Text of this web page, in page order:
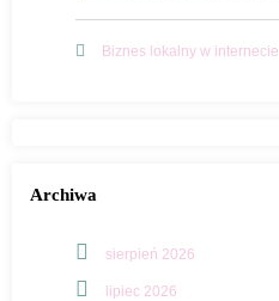
Biznes lokalny w internecie
Archiwa
sierpień 2026
lipiec 2026